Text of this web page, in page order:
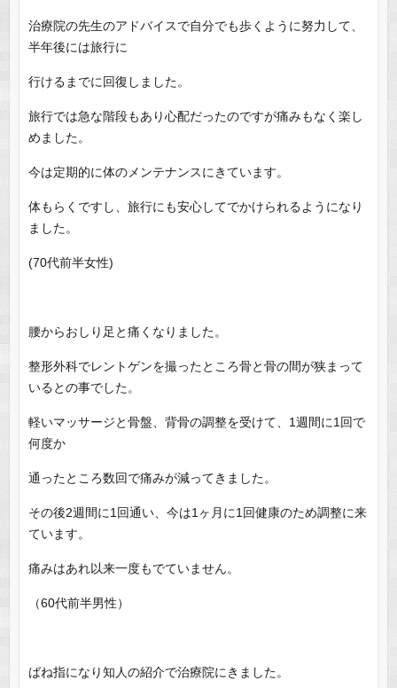
治療院の先生のアドバイスで自分でも歩くように努力して、
半年後には旅行に
行けるまでに回復しました。
旅行では急な階段もあり心配だったのですが痛みもなく楽し
めました。
今は定期的に体のメンテナンスにきています。
体もらくですし、旅行にも安心してでかけられるようになり
ました。
(70代前半女性)
腰からおしり足と痛くなりました。
整形外科でレントゲンを撮ったところ骨と骨の間が狭まって
いるとの事でした。
軽いマッサージと骨盤、背骨の調整を受けて、1週間に1回で
何度か
通ったところ数回で痛みが減ってきました。
その後2週間に1回通い、今は1ヶ月に1回健康のため調整に来
ています。
痛みはあれ以来一度もでていません。
（60代前半男性）
ばね指になり知人の紹介で治療院にきました。